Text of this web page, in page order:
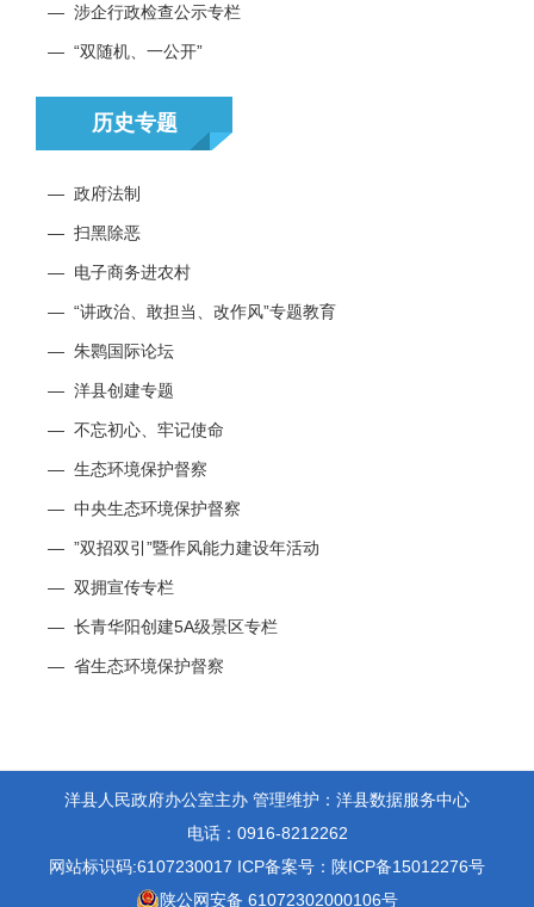
— 涉企行政检查公示专栏
— “双随机、一公开”
历史专题
— 政府法制
— 扫黑除恶
— 电子商务进农村
— “讲政治、敢担当、改作风”专题教育
— 朱鹮国际论坛
— 洋县创建专题
— 不忘初心、牢记使命
— 生态环境保护督察
— 中央生态环境保护督察
— ”双招双引”暨作风能力建设年活动
— 双拥宣传专栏
— 长青华阳创建5A级景区专栏
— 省生态环境保护督察
洋县人民政府办公室主办 管理维护：洋县数据服务中心
电话：0916-8212262
网站标识码:6107230017 ICP备案号：陕ICP备15012276号
陕公网安备 61072302000106号